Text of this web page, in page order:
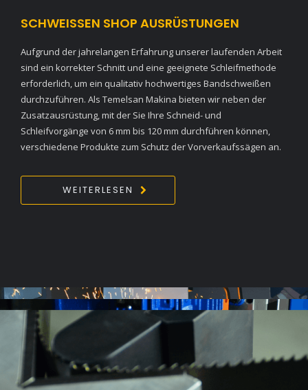
SCHWEISSEN SHOP AUSRÜSTUNGEN
Aufgrund der jahrelangen Erfahrung unserer laufenden Arbeit
sind ein korrekter Schnitt und eine geeignete Schleifmethode
erforderlich, um ein qualitativ hochwertiges Bandschweißen
durchzuführen. Als Temelsan Makina bieten wir neben der
Zusatzausrüstung, mit der Sie Ihre Schneid- und
Schleifvorgänge von 6 mm bis 120 mm durchführen können,
verschiedene Produkte zum Schutz der Vorverkaufssägen an.
WEITERLESEN